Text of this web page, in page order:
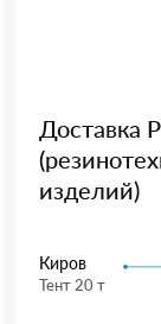
Доставка
изделий)
Киров
Тент 20 т